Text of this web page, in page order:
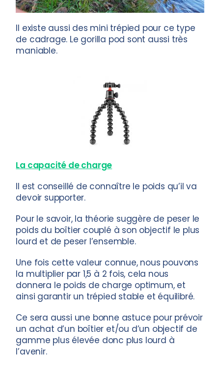
Il existe aussi des mini trépied pour ce type
de cadrage. Le gorilla pod sont aussi très
maniable.
La capacité de charge
Il est conseillé de connaître le poids qu’il va
devoir supporter.
Pour le savoir, la théorie suggère de peser le
poids du boîtier couplé à son objectif le plus
lourd et de peser l’ensemble.
Une fois cette valeur connue, nous pouvons
la multiplier par 1,5 à 2 fois, cela nous
donnera le poids de charge optimum, et
ainsi garantir un trépied stable et équilibré.
Ce sera aussi une bonne astuce pour prévoir
un achat d’un boîtier et/ou d’un objectif de
gamme plus élevée donc plus lourd à
l’avenir.